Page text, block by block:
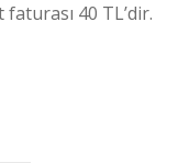
40 TL’dir.